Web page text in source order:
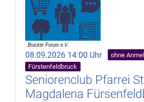
08.09.2026 14:00 Uhr
ohne
Fürstenfeldbruck
Seniorenclub Pfarrei
Magdalena